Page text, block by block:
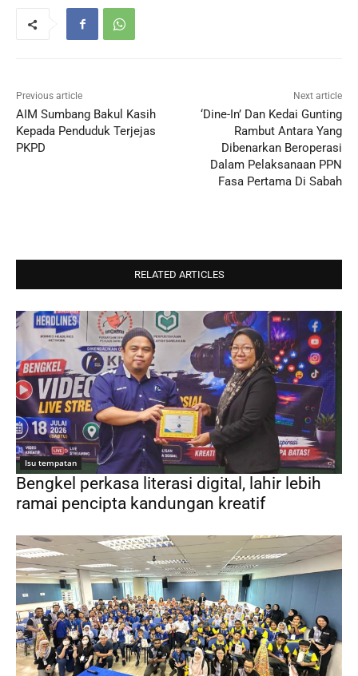
Previous article
AIM Sumbang Bakul Kasih
Kepada Penduduk Terjejas
PKPD
Next article
‘Dine-In’ Dan Kedai Gunting
Rambut Antara Yang
Dibenarkan Beroperasi
Dalam Pelaksanaan PPN
Fasa Pertama Di Sabah
RELATED ARTICLES
Isu tempatan
Bengkel perkasa literasi digital, lahir lebih
ramai pencipta kandungan kreatif